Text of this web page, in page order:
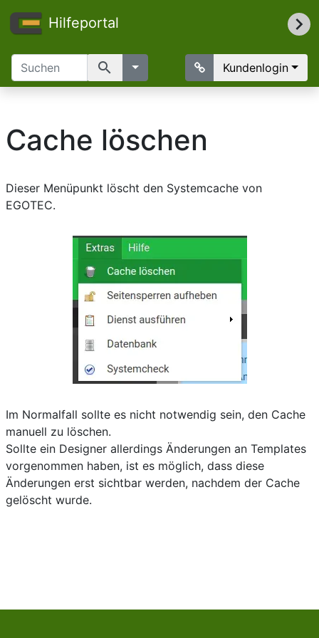
Hilfeportal
search Kundenlogin
Cache löschen
Dieser Menüpunkt löscht den Systemcache von
EGOTEC.
Im Normalfall sollte es nicht notwendig sein, den Cache
manuell zu löschen.
Sollte ein Designer allerdings Änderungen an Templates
vorgenommen haben, ist es möglich, dass diese
Änderungen erst sichtbar werden, nachdem der Cache
gelöscht wurde.